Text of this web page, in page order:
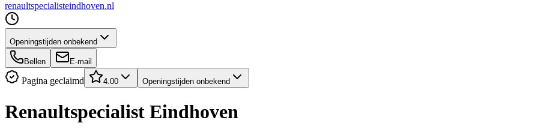
renaultspecialisteindhoven.nl
Openingstijden onbekend
Bellen E-mail
Pagina geclaimd 4.00 Openingstijden onbekend
Renaultspecialist Eindhoven